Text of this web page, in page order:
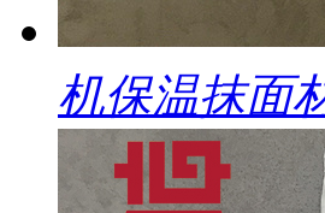
机保温抹面